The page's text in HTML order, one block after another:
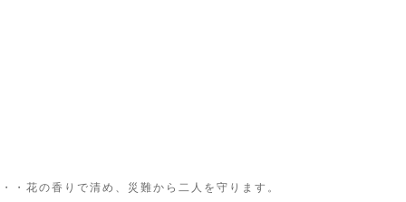
・花の香りで清め、災難から二人を守ります。